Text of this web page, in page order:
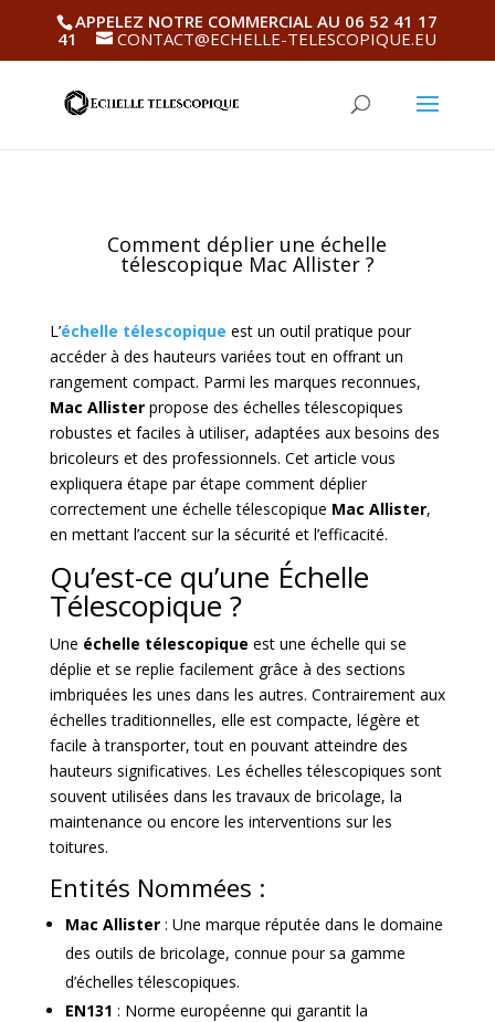
APPELEZ NOTRE COMMERCIAL AU 06 52 41 17
41
CONTACT@ECHELLE-TELESCOPIQUE.EU
Comment déplier une échelle
télescopique Mac Allister ?
L’échelle télescopique est un outil pratique pour
accéder à des hauteurs variées tout en offrant un
rangement compact. Parmi les marques reconnues,
Mac Allisterpropose des échelles télescopiques
robustes et faciles à utiliser, adaptées aux besoins des
bricoleurs et des professionnels. Cet article vous
expliquera étape par étape comment déplier
correctement une échelle télescopique Mac Allister,
en mettant l’accent sur la sécurité et l’efficacité.
Qu’est-ce qu’une Échelle
Télescopique ?
Une échelle télescopique est une échelle qui se
déplie et se replie facilement grâce à des sections
imbriquées les unes dans les autres. Contrairement aux
échelles traditionnelles, elle est compacte, légère et
facile à transporter, tout en pouvant atteindre des
hauteurs significatives. Les échelles télescopiques sont
souvent utilisées dans les travaux de bricolage, la
maintenance ou encore les interventions sur les
toitures.
Entités Nommées :
Mac Allister: Une marque réputée dans le domaine
des outils de bricolage, connue pour sa gamme
d’échelles télescopiques.
EN131 : Norme européenne qui garantit la